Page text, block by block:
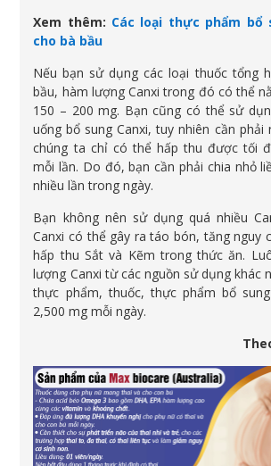
Xem thêm: Các loại thực phẩm bổ
cho bà bầu
Nếu bạn sử dụng các loại thuốc tổng
bầu, hàm lượng Canxi trong đó có thể
150 – 200 mg. Bạn cũng có thể sử
uống bổ sung Canxi, tuy nhiên cần
chúng ta chỉ có thể hấp thu được tối
mỗi lần. Do đó, bạn cần phải chia nhỏ
nhiều lần trong ngày.
Bạn không nên sử dụng quá nhiều
Canxi có thể gây ra táo bón, tăng nguy
hấp thu Sắt và Kẽm trong thức ăn.
lượng Canxi từ các nguồn sử dụng khác
thực phẩm, thuốc, thực phẩm bổ
2,500 mg mỗi ngày.